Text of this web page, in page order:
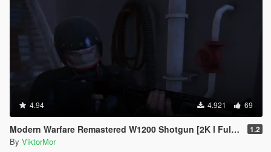
4.94 4.921 69
Modern Warfare Remastered W1200 Shotgun [2K l Full Animated] 1.2
By ViktorMor